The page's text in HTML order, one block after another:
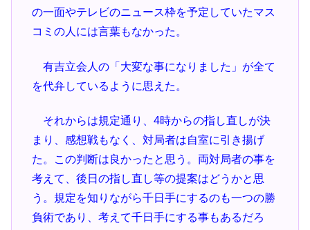
の一面やテレビのニュース枠を予定していたマス
コミの人には言葉もなかった。
有吉立会人の「大変な事になりました」が全て
を代弁しているように思えた。
それからは規定通り、4時からの指し直しが決
まり、感想戦もなく、対局者は自室に引き揚げ
た。この判断は良かったと思う。両対局者の事を
考えて、後日の指し直し等の提案はどうかと思
う。規定を知りながら千日手にするのも一つの勝
負術であり、考えて千日手にする事もあるだろ